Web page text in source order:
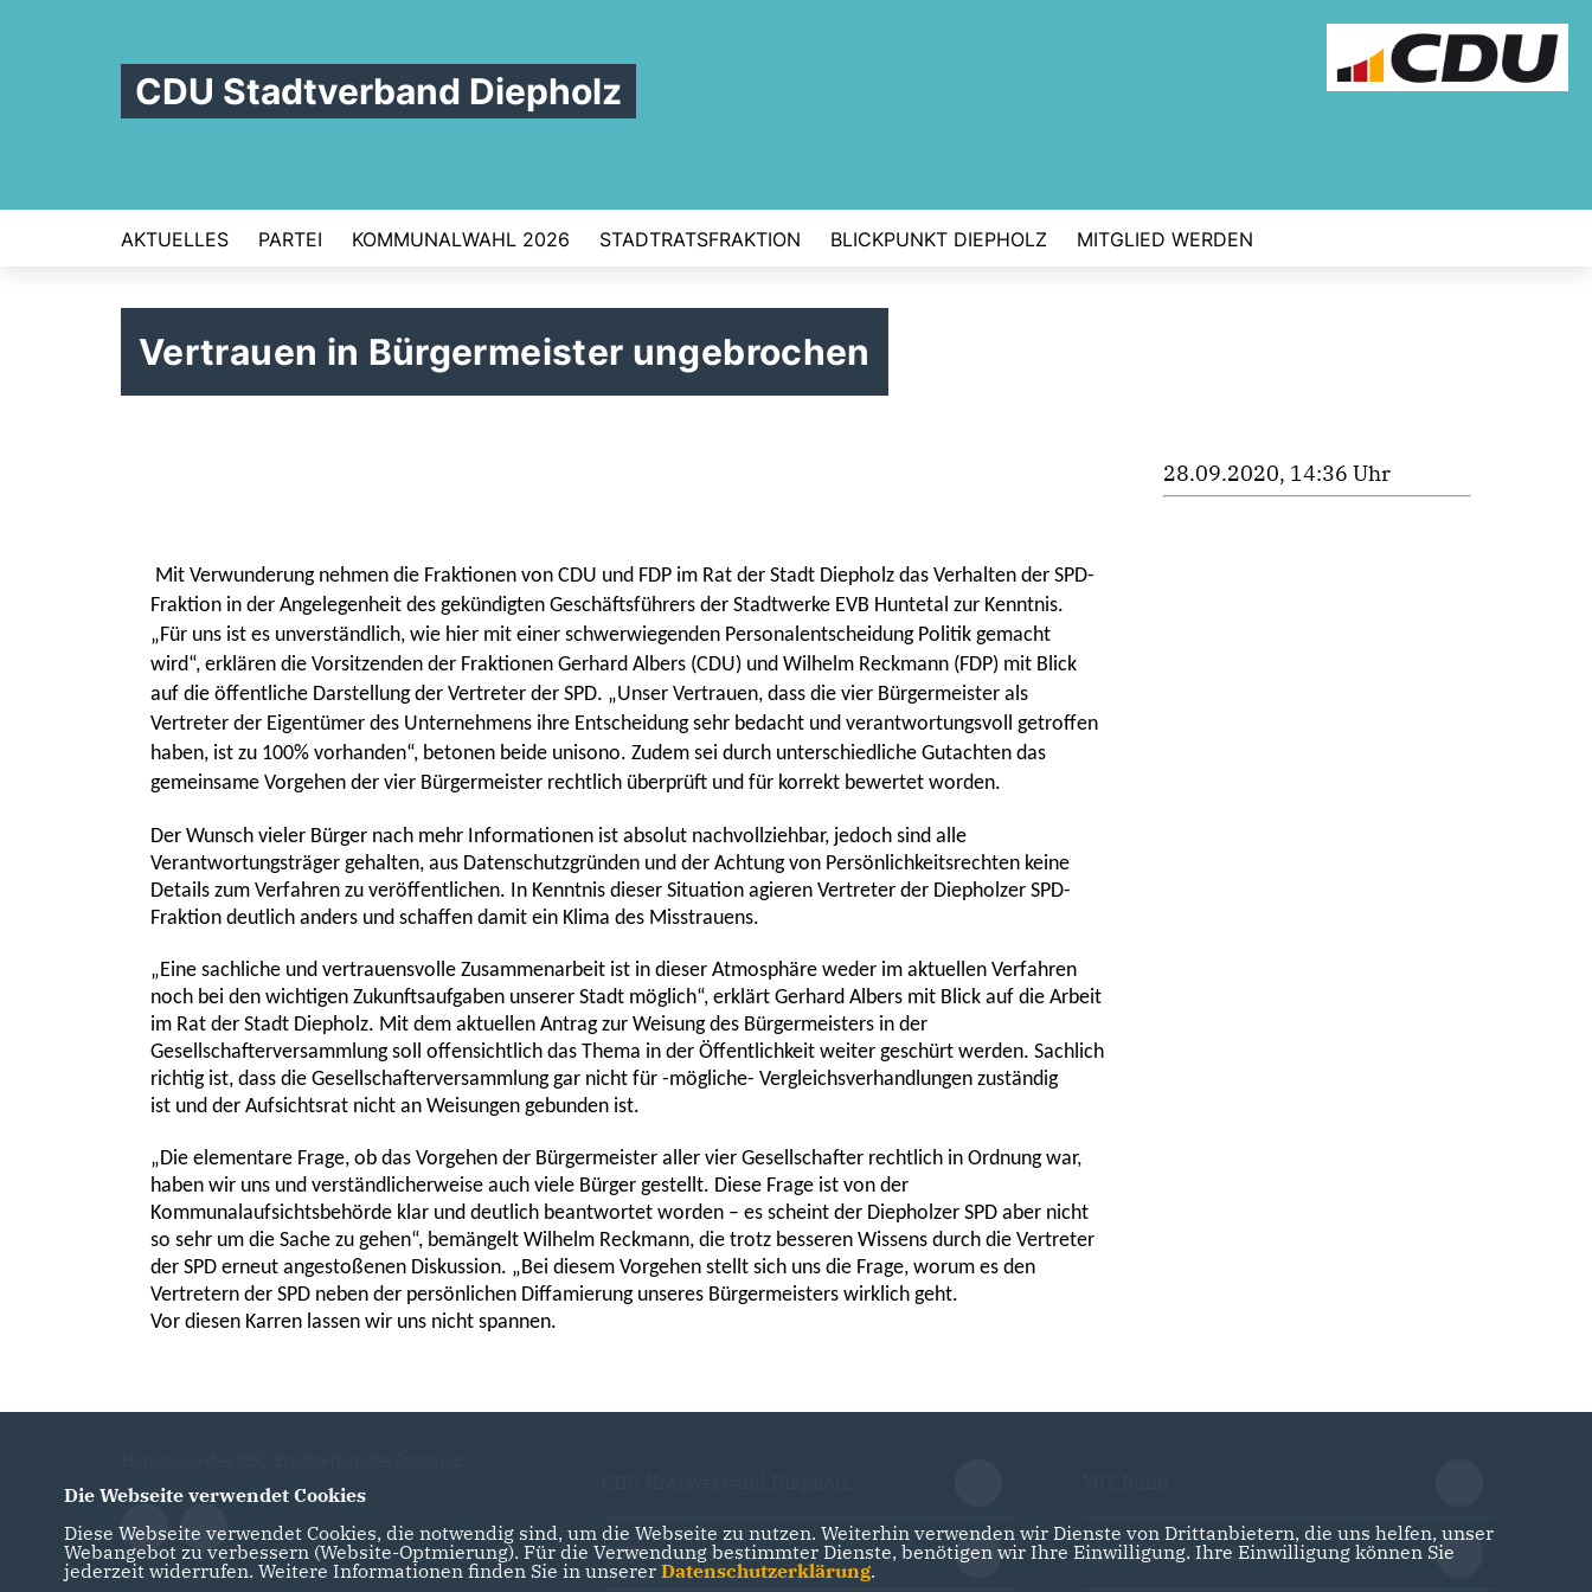
CDU Stadtverband Diepholz
AKTUELLES PARTEI KOMMUNALWAHL 2026 STADTRATSFRAKTION BLICKPUNKT DIEPHOLZ MITGLIED WERDEN
Vertrauen in Bürgermeister ungebrochen
Mit Verwunderung nehmen die Fraktionen von CDU und FDP im Rat der Stadt Diepholz das Verhalten der SPD-
Fraktion in der Angelegenheit des gekündigten Geschäftsführers der Stadtwerke EVB Huntetal zur Kenntnis.
Für uns ist es unverständlich, wie hier mit einer schwerwiegenden Personalentscheidung Politik gemacht
wird“, erklären die Vorsitzenden der Fraktionen Gerhard Albers (CDU) und Wilhelm Reckmann (FDP) mit Blick
auf die öffentliche Darstellung der Vertreter der SPD. „Unser Vertrauen, dass die vier Bürgermeister als
Vertreter der Eigentümer des Unternehmens ihre Entscheidung sehr bedacht und verantwortungsvoll getroffen
haben, ist zu 100% vorhanden“, betonen beide unisono. Zudem sei durch unterschiedliche Gutachten das
gemeinsame Vorgehen der vier Bürgermeister rechtlich überprüft und für korrekt bewertet worden.
Der Wunsch vieler Bürger nach mehr Informationen ist absolut nachvollziehbar, jedoch sind alle
Verantwortungsträger gehalten, aus Datenschutzgründen und der Achtung von Persönlichkeitsrechten keine
Details zum Verfahren zu veröffentlichen. In Kenntnis dieser Situation agieren Vertreter der Diepholzer SPD-
Fraktion deutlich anders und schaffen damit ein Klima des Misstrauens.
Eine sachliche und vertrauensvolle Zusammenarbeit ist in dieser Atmosphäre weder im aktuellen Verfahren
noch bei den wichtigen Zukunftsaufgaben unserer Stadt möglich“, erklärt Gerhard Albers mit Blick auf die Arbeit
im Rat der Stadt Diepholz. Mit dem aktuellen Antrag zur Weisung des Bürgermeisters in der
Gesellschafterversammlung soll offensichtlich das Thema in der Öffentlichkeit weiter geschürt werden. Sachlich
richtig ist, dass die Gesellschafterversammlung gar nicht für -mögliche- Vergleichsverhandlungen zuständig
ist und der Aufsichtsrat nicht an Weisungen gebunden ist.
Die elementare Frage, ob das Vorgehen der Bürgermeister aller vier Gesellschafter rechtlich in Ordnung war,
haben wir uns und verständlicherweise auch viele Bürger gestellt. Diese Frage ist von der
Kommunalaufsichtsbehörde klar und deutlich beantwortet worden – es scheint der Diepholzer SPD aber nicht
so sehr um die Sache zu gehen“, bemängelt Wilhelm Reckmann, die trotz besseren Wissens durch die Vertreter
der SPD erneut angestoßenen Diskussion. „Bei diesem Vorgehen stellt sich uns die Frage, worum es den
Vertretern der SPD neben der persönlichen Diffamierung unseres Bürgermeisters wirklich geht.
Vor diesen Karren lassen wir uns nicht spannen.
28.09.2020, 14:36 Uhr
CDU Niedersachsen CDA Deutschlands
Die Webseite verwendet Cookies
Diese Webseite verwendet Cookies, die notwendig sind, um die Webseite zu nutzen. Weiterhin verwenden wir Dienste von Drittanbietern, die uns helfen, unser
Webangebot zu verbessern (Website-Optmierung). Für die Verwendung bestimmter Dienste, benötigen wir Ihre Einwilligung. Ihre Einwilligung können Sie
jederzeit widerrufen. Weitere Informationen finden Sie in unserer Datenschutzerklärung.